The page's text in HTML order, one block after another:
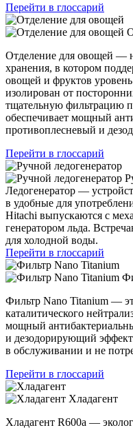
Перейти в глоссарий
Отделение для овощей —
хранения, в котором
овощей и фруктов
изолирован от
тщательную фильтрацию
обеспечивает мощный
противоплесневый и
Перейти в глоссарий
Ледогенератор —
в удобные для
Hitachi выпускаются с
генератором льда.
для холодной воды.
Перейти в глоссарий
Фильтр Nano Titanium —
каталитического
мощный
и дезодорирующий
в обслуживании и не
Перейти в глоссарий
Хладагент
Хладагент R600a —